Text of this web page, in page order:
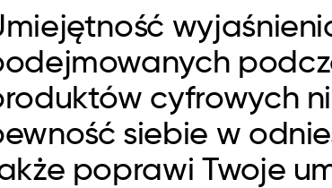
cyfrowych
siebie w
poprawi Twoje